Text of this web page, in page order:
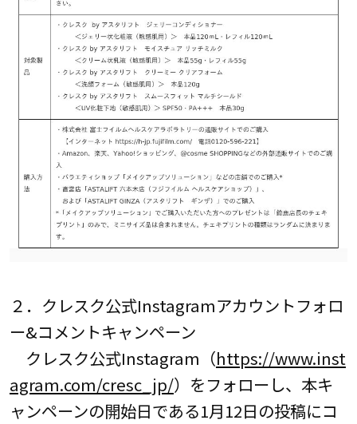
２．クレスク公式Instagramアカウントフォロ
ー&コメントキャンペーン
クレスク公式Instagram（https://www.inst
agram.com/cresc_jp/）をフォローし、本キ
ャンペーンの開始日である1月12日の投稿にコ